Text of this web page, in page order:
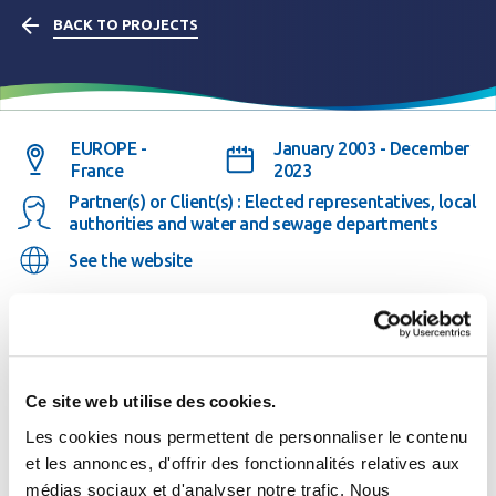
Ce site web utilise des cookies.
Les cookies nous permettent de personnaliser le contenu
et les annonces, d'offrir des fonctionnalités relatives aux
médias sociaux et d'analyser notre trafic. Nous
BACK TO PROJECTS
EUROPE -
France
January 2003 - December
2023
Partner(s) or Client(s) : Elected representatives, local
authorities and water and sewage departments
See the website
The project in brief
"Eaudanslaville" (Water in the City) is a website for public
bodies for cooperation between towns and cities (EPCI),